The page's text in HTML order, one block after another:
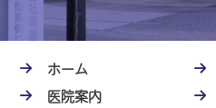
ホーム
医院案内